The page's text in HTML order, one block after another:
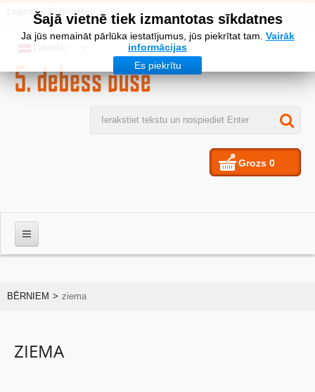
Šajā vietnē tiek izmantotas sīkdatnes
Ja jūs nemaināt pārlūka iestatījumus, jūs piekrītat tam. Vairāk
informācijas
Es piekrītu
vai Reģistrēties
Grozs 0
BĒRNIEM
BĒRNIEM > ziema
ZIEMA